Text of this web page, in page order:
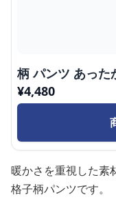
柄 パンツ あった
¥4,480
暖かさを重視した素
格子柄パンツです。